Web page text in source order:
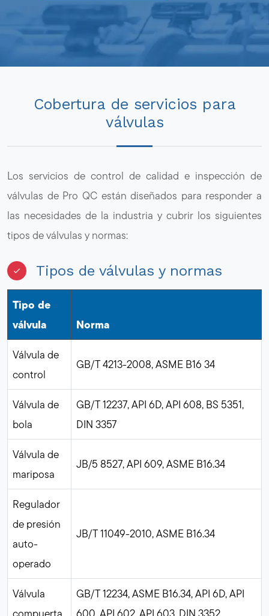
Cobertura de servicios para
válvulas
Los servicios de control de calidad e inspección de
válvulas de Pro QC están diseñados para responder a
las necesidades de la industria y cubrir los siguientes
tipos de válvulas y normas:
Tipos de válvulas y normas
Tipo de
válvula
Norma
Válvula de
control
GB/T 4213-2008, ASME B16 34
Válvula de
bola
GB/T 12237, API 6D, API 608, BS 5351,
DIN 3357
Válvula de
mariposa
JB/5 8527, API 609, ASME B16.34
Regulador
de presión
auto-
operado
JB/T 11049-2010, ASME B16.34
Válvula
GB/T 12234, ASME B16.34, API 6D, API